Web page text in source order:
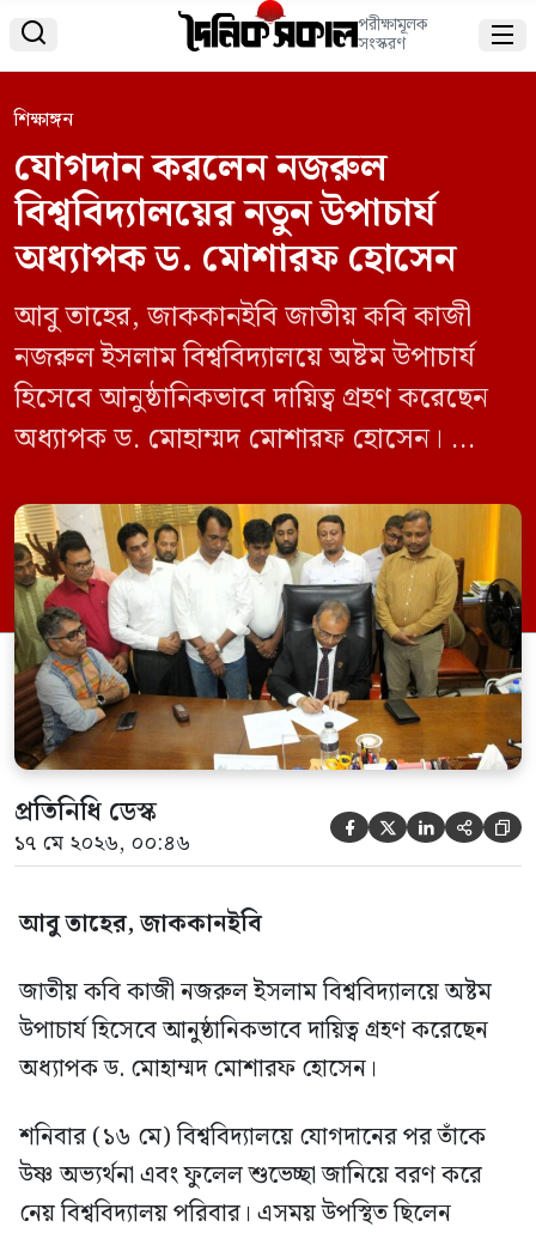
 পরীক্ষামূলক
সংস্করণ 
শিক্ষাঙ্গন
যোগদান করলেন নজরুল
বিশ্ববিদ্যালয়ের নতুন উপাচার্য
অধ্যাপক ড. মোশারফ হোসেন
আবু তাহের, জাককানইবি জাতীয় কবি কাজী
নজরুল ইসলাম বিশ্ববিদ্যালয়ে অষ্টম উপাচার্য
হিসেবে আনুষ্ঠানিকভাবে দায়িত্ব গ্রহণ করেছেন
অধ্যাপক ড. মোহাম্মদ মোশারফ হোসেন।
তাঁকে উষ্ণ অভ্যর্থনা এবং ফুলেল শুভেচ্ছা জানিয়ে
বরণ করে নেয় বিশ্ববিদ্যালয় পরিবার। এসময়
উপস্থিত ছিলেন বিশ্ববিদ্যালয়ের রেজিস্ট্রার,
বিভিন্ন অনুষদের ডিনরা। এর আগে গত
বৃহস্পতিবার (১৪ মে) শিক্ষা মন্ত্রণালয়ের […]
প্রতিনিধি ডেস্ক
১৭ মে ২০২৬, ০০:৪৬     
আবু তাহের, জাককানইবি
জাতীয় কবি কাজী নজরুল ইসলাম বিশ্ববিদ্যালয়ে অষ্টম
উপাচার্য হিসেবে আনুষ্ঠানিকভাবে দায়িত্ব গ্রহণ করেছেন
অধ্যাপক ড. মোহাম্মদ মোশারফ হোসেন।
শনিবার (১৬ মে) বিশ্ববিদ্যালয়ে যোগদানের পর তাঁকে
উষ্ণ অভ্যর্থনা এবং ফুলেল শুভেচ্ছা জানিয়ে বরণ করে
নেয় বিশ্ববিদ্যালয় পরিবার। এসময় উপস্থিত ছিলেন